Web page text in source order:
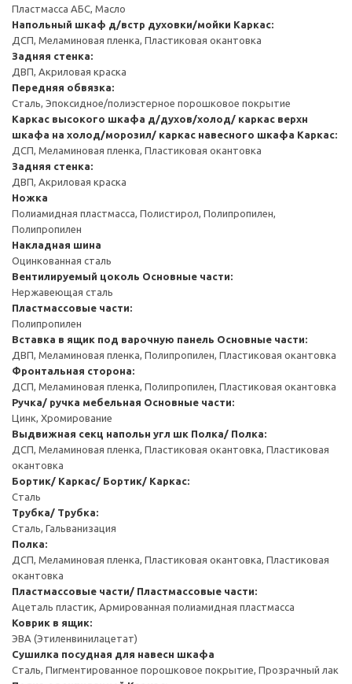
Пластмасса АБС, Масло
Напольный шкаф д/встр духовки/мойки Каркас:
ДСП, Меламиновая пленка, Пластиковая окантовка
Задняя стенка:
ДВП, Акриловая краска
Передняя обвязка:
Сталь, Эпоксидное/полиэстерное порошковое покрытие
Каркас высокого шкафа д/духов/холод/ каркас верхн
шкафа на холод/морозил/ каркас навесного шкафа Каркас:
ДСП, Меламиновая пленка, Пластиковая окантовка
Задняя стенка:
ДВП, Акриловая краска
Ножка
Полиамидная пластмасса, Полистирол, Полипропилен,
Полипропилен
Накладная шина
Оцинкованная сталь
Вентилируемый цоколь Основные части:
Нержавеющая сталь
Пластмассовые части:
Полипропилен
Вставка в ящик под варочную панель Основные части:
ДВП, Меламиновая пленка, Полипропилен, Пластиковая окантовка
Фронтальная сторона:
ДСП, Меламиновая пленка, Полипропилен, Пластиковая окантовка
Ручка/ ручка мебельная Основные части:
Цинк, Хромирование
Выдвижная секц напольн угл шк Полка/ Полка:
ДСП, Меламиновая пленка, Пластиковая окантовка, Пластиковая
окантовка
Бортик/ Каркас/ Бортик/ Каркас:
Сталь
Трубка/ Трубка:
Сталь, Гальванизация
Полка:
ДСП, Меламиновая пленка, Пластиковая окантовка, Пластиковая
окантовка
Пластмассовые части/ Пластмассовые части:
Ацеталь пластик, Армированная полиамидная пластмасса
Коврик в ящик:
ЭВА (Этиленвинилацетат)
Сушилка посудная для навесн шкафа
Сталь, Пигментированное порошковое покрытие, Прозрачный лак